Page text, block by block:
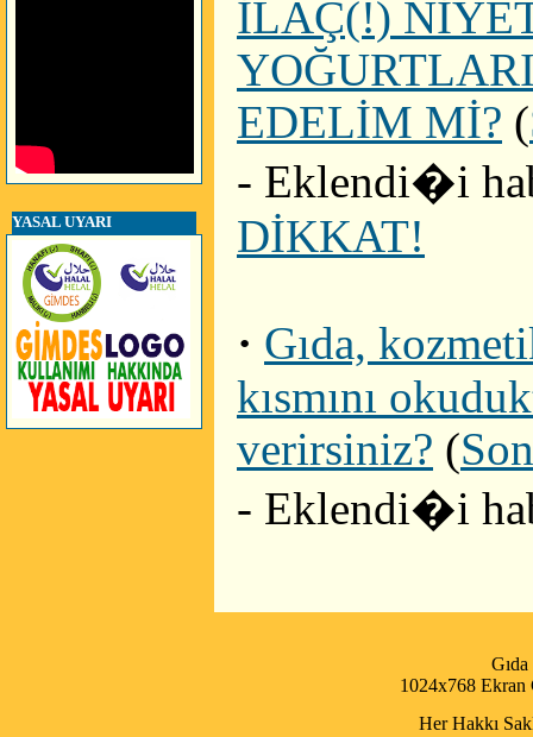
YASAL UYARI
İLAÇ(!)
EDELİM Mİ? (
- Eklendi�i
DİKKAT!
· Gıda,
kısmını
verirsiniz? (
- Eklendi�i
1024x768 Ekran
Her Hakkı